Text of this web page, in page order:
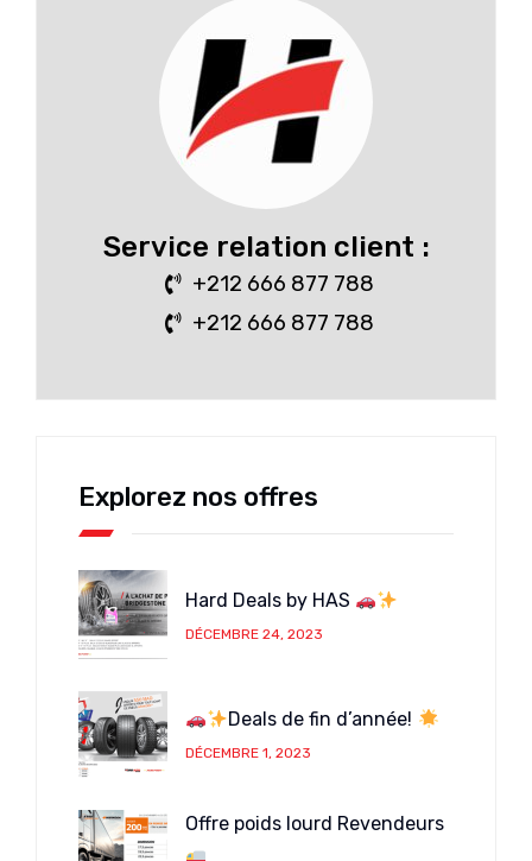
Service relation client :
+212 666 877 788
+212 666 877 788
Explorez nos offres
Hard Deals by HAS
DÉCEMBRE 24, 2023
Deals de fin d’année!
DÉCEMBRE 1, 2023
Offre poids lourd Revendeurs